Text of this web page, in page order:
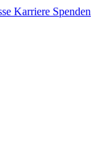
Karriere Spenden